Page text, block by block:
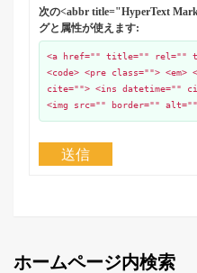
次の<abbr title="HyperText
グと属性が使えます:
<a href="" title="" rel=""
<code> <pre class="">
cite=""> <ins datetime=""
<img src="" border=""
送信
ホームページ内検索